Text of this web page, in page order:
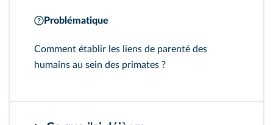
Problématique
Comment établir les liens de parenté des
humains au sein des primates ?